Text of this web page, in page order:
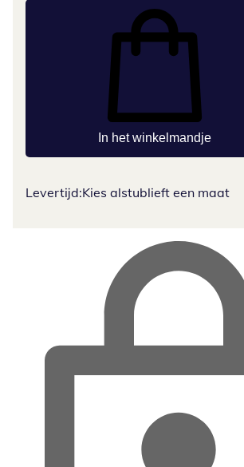
In het winkelmandje
Levertijd:Kies alstublieft een maat